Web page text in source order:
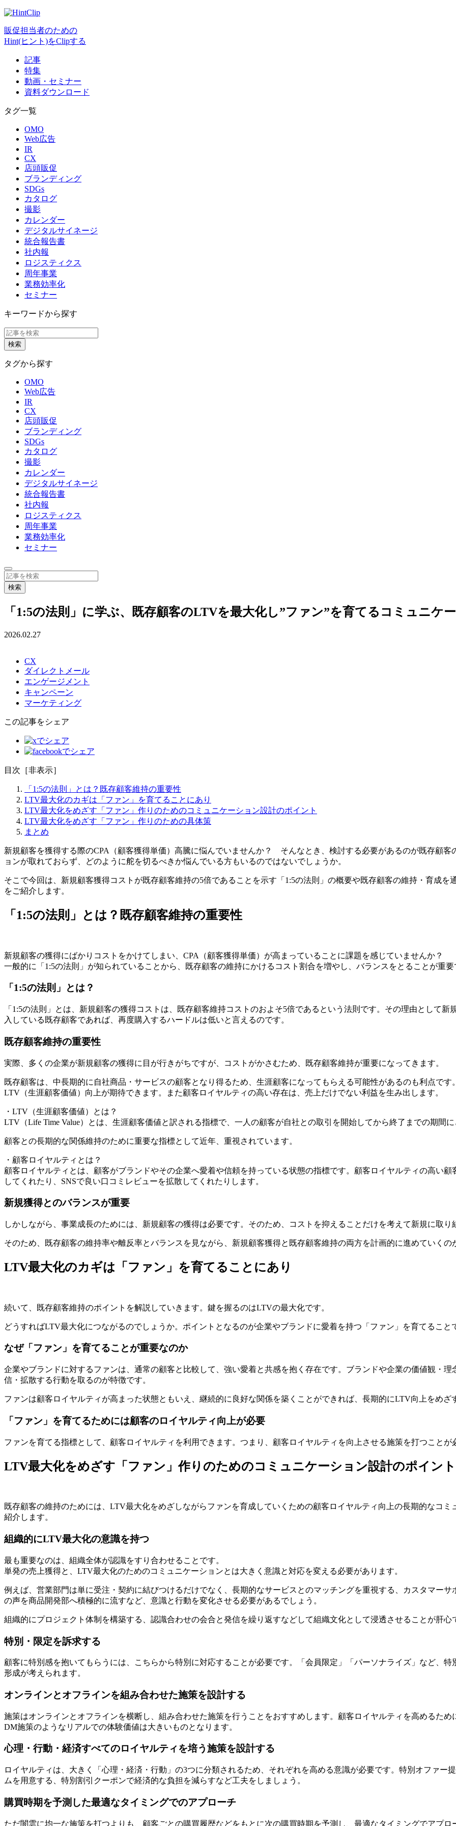
販促担当者のための
Hint(ヒント)をClipする
記事
特集
動画・セミナー
資料ダウンロード
タグ一覧
OMO
Web広告
IR
CX
店頭販促
ブランディング
SDGs
カタログ
撮影
カレンダー
デジタルサイネージ
統合報告書
社内報
ロジスティクス
周年事業
業務効率化
セミナー
キーワードから探す
タグから探す
OMO
Web広告
IR
CX
店頭販促
ブランディング
SDGs
カタログ
撮影
カレンダー
デジタルサイネージ
統合報告書
社内報
ロジスティクス
周年事業
業務効率化
セミナー
「1:5の法則」に学ぶ、既存顧客のLTVを最大化し”ファン”を育てるコミュニケ
2026.02.27
CX
ダイレクトメール
エンゲージメント
キャンペーン
マーケティング
この記事をシェア
目次 ［非表示］
「1:5の法則」とは？既存顧客維持の重要性
LTV最大化のカギは「ファン」を育てることにあり
LTV最大化をめざす「ファン」作りのためのコミュニケーション設計のポイント
LTV最大化をめざす「ファン」作りのための具体策
まとめ
新規顧客を獲得する際のCPA（顧客獲得単価）高騰に悩んでいませんか？ そんなとき、検討する必要があるのが既存顧
ョンが取れておらず、どのように舵を切るべきか悩んでいる方もいるのではないでしょうか。
そこで今回は、新規顧客獲得コストが既存顧客維持の5倍であることを示す「1:5の法則」の概要や既存顧客の維持・育成
をご紹介します。
「1:5の法則」とは？既存顧客維持の重要性
新規顧客の獲得にばかりコストをかけてしまい、CPA（顧客獲得単価）が高まっていることに課題を感じていませんか？
一般的に「1:5の法則」が知られていることから、既存顧客の維持にかけるコスト割合を増やし、バランスをとることが重要
「1:5の法則」とは？
「1:5の法則」とは、新規顧客の獲得コストは、既存顧客維持コストのおよそ5倍であるという法則です。その理由として
入している既存顧客であれば、再度購入するハードルは低いと言えるのです。
既存顧客維持の重要性
実際、多くの企業が新規顧客の獲得に目が行きがちですが、コストがかさむため、既存顧客維持が重要になってきます。
既存顧客は、中長期的に自社商品・サービスの顧客となり得るため、生涯顧客になってもらえる可能性があるのも利点で
LTV（生涯顧客価値）向上が期待できます。また顧客ロイヤルティの高い存在は、売上だけでない利益を生み出します。
・LTV（生涯顧客価値）とは？
LTV（Life Time Value）とは、生涯顧客価値と訳される指標で、一人の顧客が自社との取引を開始してから終了までの期間
顧客との長期的な関係維持のために重要な指標として近年、重視されています。
・顧客ロイヤルティとは？
顧客ロイヤルティとは、顧客がブランドやその企業へ愛着や信頼を持っている状態の指標です。顧客ロイヤルティの高い
してくれたり、SNSで良い口コミレビューを拡散してくれたりします。
新規獲得とのバランスが重要
しかしながら、事業成長のためには、新規顧客の獲得は必要です。そのため、コストを抑えることだけを考えて新規に取り
そのため、既存顧客の維持率や離反率とバランスを見ながら、新規顧客獲得と既存顧客維持の両方を計画的に進めていくの
LTV最大化のカギは「ファン」を育てることにあり
続いて、既存顧客維持のポイントを解説していきます。鍵を握るのはLTVの最大化です。
どうすればLTV最大化につながるのでしょうか。ポイントとなるのが企業やブランドに愛着を持つ「ファン」を育てること
なぜ「ファン」を育てることが重要なのか
企業やブランドに対するファンは、通常の顧客と比較して、強い愛着と共感を抱く存在です。ブランドや企業の価値観・
信・拡散する行動を取るのが特徴です。
ファンは顧客ロイヤルティが高まった状態ともいえ、継続的に良好な関係を築くことができれば、長期的にLTV向上をめざ
「ファン」を育てるためには顧客のロイヤルティ向上が必要
ファンを育てる指標として、顧客ロイヤルティを利用できます。つまり、顧客ロイヤルティを向上させる施策を打つことが
LTV最大化をめざす「ファン」作りのためのコミュニケーション設計のポイント
既存顧客の維持のためには、LTV最大化をめざしながらファンを育成していくための顧客ロイヤルティ向上の長期的なコ
紹介します。
組織的にLTV最大化の意識を持つ
最も重要なのは、組織全体が認識をすり合わせることです。
単発の売上獲得と、LTV最大化のためのコミュニケーションとは大きく意識と対応を変える必要があります。
例えば、営業部門は単に受注・契約に結びつけるだけでなく、長期的なサービスとのマッチングを重視する、カスタマー
の声を商品開発部へ積極的に流すなど、意識と行動を変化させる必要があるでしょう。
組織的にプロジェクト体制を構築する、認識合わせの会合と発信を繰り返すなどして組織文化として浸透させることが肝心
特別・限定を訴求する
顧客に特別感を抱いてもらうには、こちらから特別に対応することが必要です。「会員限定」「パーソナライズ」など、
形成が考えられます。
オンラインとオフラインを組み合わせた施策を設計する
施策はオンラインとオフラインを横断し、組み合わせた施策を行うことをおすすめします。顧客ロイヤルティを高めるた
DM施策のようなリアルでの体験価値は大きいものとなります。
心理・行動・経済すべてのロイヤルティを培う施策を設計する
ロイヤルティは、大きく「心理・経済・行動」の3つに分類されるため、それぞれを高める意識が必要です。特別オファー
ムを用意する、特別割引クーポンで経済的な負担を減らすなど工夫をしましょう。
購買時期を予測した最適なタイミングでのアプローチ
ただ闇雲に均一な施策を打つよりも、顧客ごとの購買履歴などをもとに次の購買時期を予測し、最適なタイミングでアプロ